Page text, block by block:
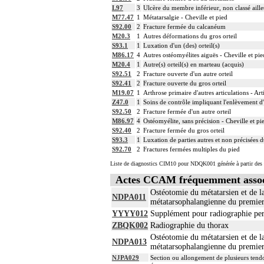
14
La libération mobilisatrice d'une
14
L'arthroplastie inclut la réparation de
14
L'évacuation de collection articulaire
14
La reconstruction osseuse ou
14
La réduction d'une luxation, par
et/ou la contention par appareillage
14
L'ostéotomie inclut l'ostéosynthèse et/
14
L'ostéosynthèse d'une fracture inclut sa
14
La réduction orthopédique
14
La réduction orthopédique
Comprend : réduction orthopédique
14
Tout acte thérapeutique, par
14
Tout acte thérapeutique, par
14
Toute arthrotomie inclut l'arthroscopie
L97
3 Ulcère du membre inférieur, non classé
M77.47 1 Métatarsalgie - Cheville et pied
S92.00
2 Fracture fermée du calcanéum
M20.3
1
Autres déformations du gros orteil
S93.1
1 Luxation d'un (des) orteil(s)
M86.17 4 Autres ostéomyélites aiguës - Cheville et
M20.4
1
Autre(s) orteil(s) en marteau (acquis)
S92.51
2 Fracture ouverte d'un autre orteil
S92.41
2 Fracture ouverte du gros orteil
M19.07 1
Arthrose primaire d'autres articulations -
Z47.0
1 Soins de contrôle impliquant l'enlèvement
S92.50
2 Fracture fermée d'un autre orteil
M86.97 4 Ostéomyélite, sans précision - Cheville et
S92.40
2 Fracture fermée du gros orteil
S93.3
1 Luxation de parties autres et non précisées
S92.70
2 Fractures fermées multiples du pied
Liste de diagnostics CIM10 pour NDQK001 générée à partir
Actes CCAM fréquemment
NDPA011
Ostéotomie du métatarsien et
métatarsophalangienne du
YYYY012 Supplément pour radiographie
ZBQK002 Radiographie du thorax
NDPA013
Ostéotomie du métatarsien et
métatarsophalangienne du
NJPA029
Section ou allongement de plusieurs